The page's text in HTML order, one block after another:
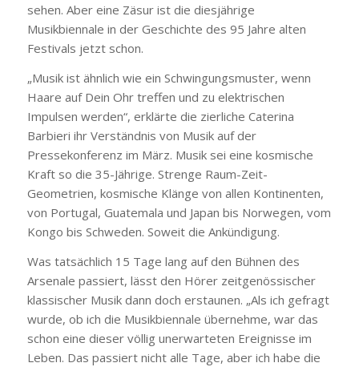
sehen. Aber eine Zäsur ist die diesjährige
Musikbiennale in der Geschichte des 95 Jahre alten
Festivals jetzt schon.
„Musik ist ähnlich wie ein Schwingungsmuster, wenn
Haare auf Dein Ohr treffen und zu elektrischen
Impulsen werden“, erklärte die zierliche Caterina
Barbieri ihr Verständnis von Musik auf der
Pressekonferenz im März. Musik sei eine kosmische
Kraft so die 35-Jährige. Strenge Raum-Zeit-
Geometrien, kosmische Klänge von allen Kontinenten,
von Portugal, Guatemala und Japan bis Norwegen, vom
Kongo bis Schweden. Soweit die Ankündigung.
Was tatsächlich 15 Tage lang auf den Bühnen des
Arsenale passiert, lässt den Hörer zeitgenössischer
klassischer Musik dann doch erstaunen. „Als ich gefragt
wurde, ob ich die Musikbiennale übernehme, war das
schon eine dieser völlig unerwarteten Ereignisse im
Leben. Das passiert nicht alle Tage, aber ich habe die